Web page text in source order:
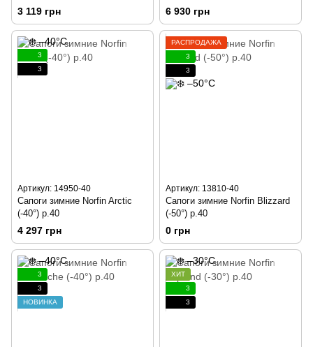
3 119 грн 6 930 грн
3
3
Артикул: 14950-40
Сапоги зимние Norfin Arctic
(-40°) р.40
4 297 грн
РАСПРОДАЖА
3
3
Артикул: 13810-40
Сапоги зимние Norfin Blizzard
(-50°) p.40
0 грн
3
3
НОВИНКА
ХИТ
3
3